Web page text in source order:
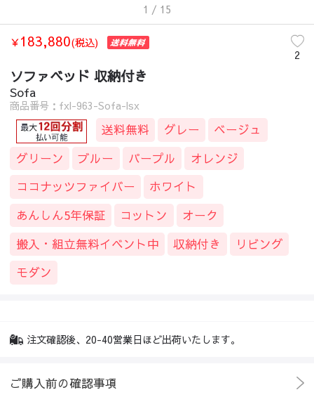
1 / 15
￥183,880(税込)
2
ソファベッド 収納付き
Sofa
商品番号：fxl-963-Sofa-lsx
送料無料 グレー
ベージュ
グリーン
ブルー パープル
オレンジ
ココナッツファイバー
ホワイト
あんしん5年保証
コットン
オーク
搬入・組立無料イベント中
収納付き
リビング
モダン
注文確認後、20-40営業日ほど出荷いたします。
ご購入前の確認事項